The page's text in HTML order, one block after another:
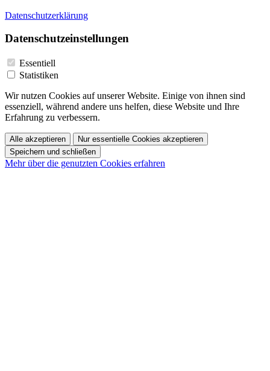
Datenschutzerklärung
Datenschutzeinstellungen
Essentiell
Statistiken
Wir nutzen Cookies auf unserer Website. Einige von ihnen sind
essenziell, während andere uns helfen, diese Website und Ihre
Erfahrung zu verbessern.
Alle akzeptieren
Nur essentielle Cookies akzeptieren
Speichern und schließen
Mehr über die genutzten Cookies erfahren